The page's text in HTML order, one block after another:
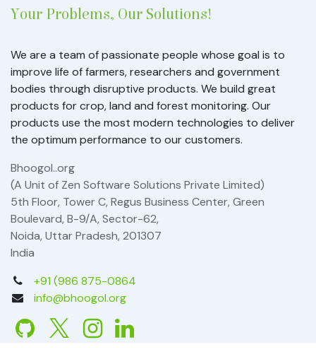
Your Problems, Our Solutions!
We are a team of passionate people whose goal is to
improve life of farmers, researchers and government
bodies through disruptive products. We build great
products for crop, land and forest monitoring. Our
products use the most modern technologies to deliver
the optimum performance to our customers.
Bhoogol..org
(A Unit of Zen Software Solutions Private Limited)
5th Floor, Tower C, Regus Business Center, Green
Boulevard, B-9/A, Sector-62,
Noida, Uttar Pradesh, 201307
India
+91 (986 875-0864
info@bhoogol.org